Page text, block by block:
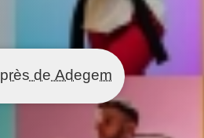
près de Adegem